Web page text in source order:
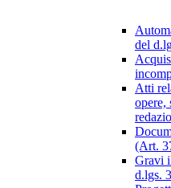
del
Atti
opere,
(Art.
Gravi
d.lgs.